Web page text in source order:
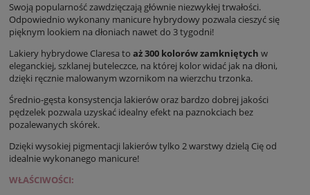
Swoją popularność zawdzięczają głównie niezwykłej trwałości.
Odpowiednio wykonany manicure hybrydowy pozwala cieszyć się
pięknym lookiem na dłoniach nawet do 3 tygodni!
Lakiery hybrydowe Claresa to aż 300 kolorów zamkniętych w
eleganckiej, szklanej buteleczce, na której kolor widać jak na dłoni,
dzięki ręcznie malowanym wzornikom na wierzchu trzonka.
Średnio-gęsta konsystencja lakierów oraz bardzo dobrej jakości
pędzelek pozwala uzyskać idealny efekt na paznokciach bez
pozalewanych skórek.
Dzięki wysokiej pigmentacji lakierów tylko 2 warstwy dzielą Cię od
idealnie wykonanego manicure!
WŁAŚCIWOŚCI: